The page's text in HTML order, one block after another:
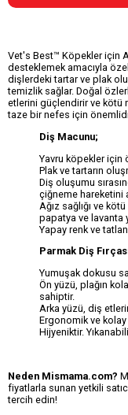
Vet's Best™ Köpekler için
desteklemek amacıyla
dişlerdeki tartar ve plak
temizlik sağlar. Doğal
etlerini güçlendirir ve kötü
taze bir nefes için
Diş Macunu;
Yavru köpekler için
Plak ve tartarın
Diş oluşumu
çiğneme hareketini
Ağız sağlığı ve
papatya ve lavanta
Yapay renk ve
Parmak Diş
Yumuşak dokusu
Ön yüzü, plağın
sahiptir.
Arka yüzü, diş
Ergonomik ve kolay
Hijyeniktir.
Neden Mismama.com?
fiyatlarla sunan yetkili
tercih edin!